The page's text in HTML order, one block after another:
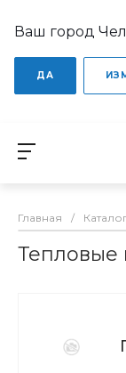
Ваш город
ДА
Главная /
Тепловые